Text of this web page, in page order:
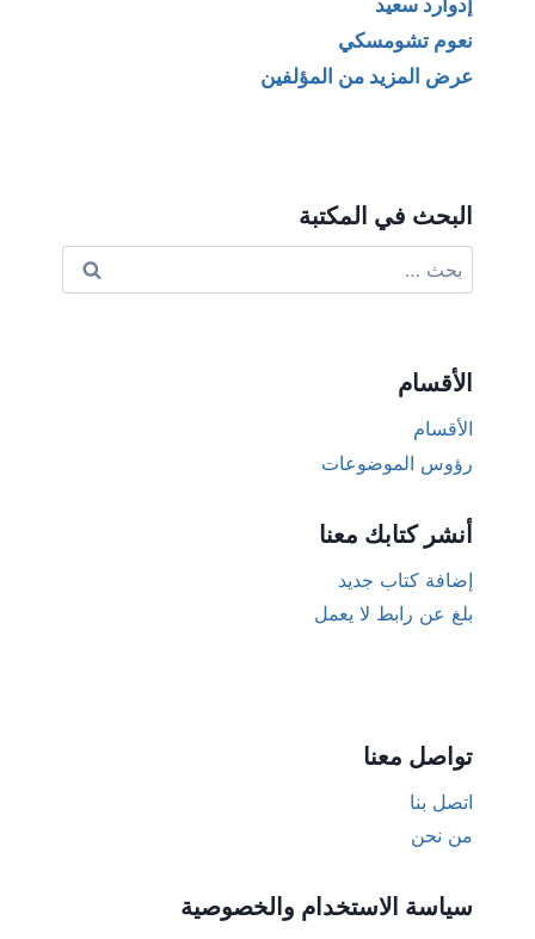
نعوم تشومسكي
عرض المزيد من المؤلفين
البحث في المكتبة
عن:
الأقسام
الأقسام
رؤوس الموضوعات
أنشر كتابك معنا
إضافة كتاب جديد
بلغ عن رابط لا يعمل
تواصل معنا
اتصل بنا
من نحن
سياسة الاستخدام والخصوصية